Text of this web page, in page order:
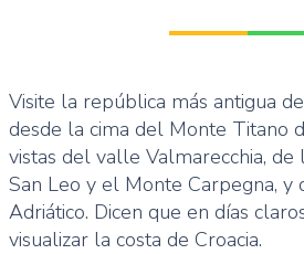
Visite la república más antigua
desde la cima del Monte Titano
vistas del valle Valmarecchia,
San Leo y el Monte Carpegna, y
Adriático. Dicen que en días
visualizar la costa de Croacia.